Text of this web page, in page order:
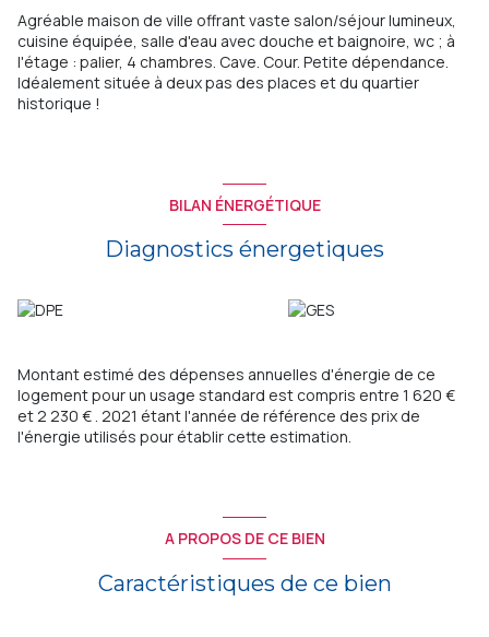
Agréable maison de ville offrant vaste salon/séjour lumineux,
cuisine équipée, salle d'eau avec douche et baignoire, wc ; à
l'étage : palier, 4 chambres. Cave. Cour. Petite dépendance.
Idéalement située à deux pas des places et du quartier
historique !
BILAN ÉNERGÉTIQUE
Diagnostics énergetiques
Montant estimé des dépenses annuelles d'énergie de ce
logement pour un usage standard est compris entre 1 620 €
et 2 230 € . 2021 étant l'année de référence des prix de
l'énergie utilisés pour établir cette estimation.
A PROPOS DE CE BIEN
Caractéristiques de ce bien